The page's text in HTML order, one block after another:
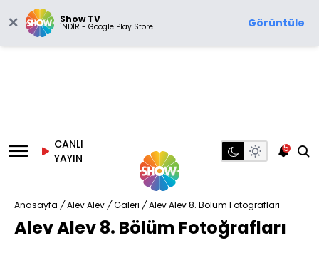
Show TV
İNDİR - Google Play Store Görüntüle
CANLI
YAYIN
5
Anasayfa / Alev Alev / Galeri / Alev Alev 8. Bölüm Fotoğrafları
Alev Alev 8. Bölüm Fotoğrafları